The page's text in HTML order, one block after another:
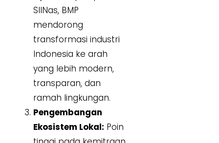
SIINas, BMP
mendorong
transformasi industri
Indonesia ke arah
yang lebih modern,
transparan, dan
ramah lingkungan.
Pengembangan
Ekosistem Lokal: Poin